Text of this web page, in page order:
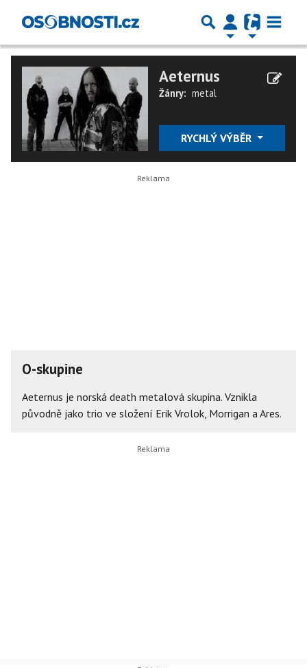
Aeternus
Žánry: metal
RYCHLÝ VÝBĚR
O-skupine
Aeternus je norská death metalová skupina. Vznikla
původně jako trio ve složení Erik Vrolok, Morrigan a Ares.